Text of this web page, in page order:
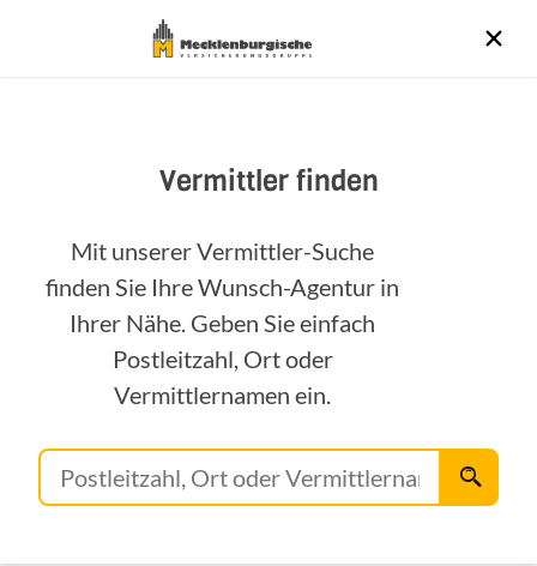
Vermittler finden
Mit unserer Vermittler-Suche
finden Sie Ihre Wunsch-Agentur in
Ihrer Nähe. Geben Sie einfach
Postleitzahl, Ort oder
Vermittlernamen ein.